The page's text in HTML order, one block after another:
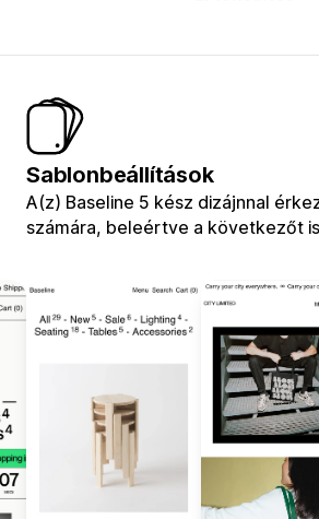
Sablonbeállítások
A(z) Baseline 5 kész dizájnnal
számára, beleértve a következőt